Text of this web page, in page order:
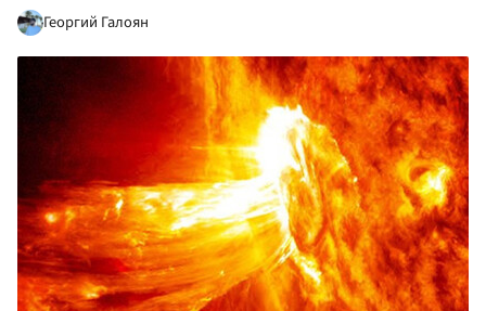
Георгий Галоян